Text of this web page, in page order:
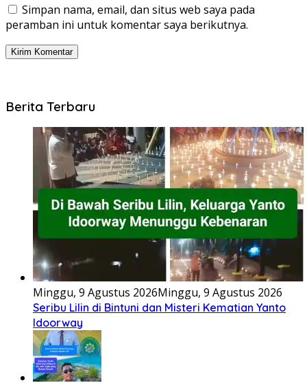
Simpan nama, email, dan situs web saya pada
peramban ini untuk komentar saya berikutnya.
Berita Terbaru
Minggu, 9 Agustus 2026Minggu, 9 Agustus 2026
Seribu Lilin di Bintuni dan Misteri Kematian Yanto
Idoorway